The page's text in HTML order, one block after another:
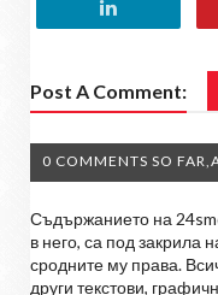
Post A Comment:
0 COMMENTS SO
Съдържанието на
в него, са под закрила
сродните му права.
други текстови,